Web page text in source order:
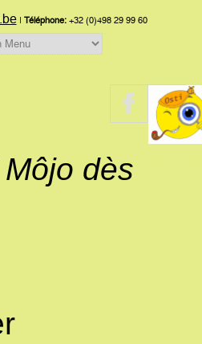
| Téléphone:+32 (0)498 29 99 60
Môjo dès